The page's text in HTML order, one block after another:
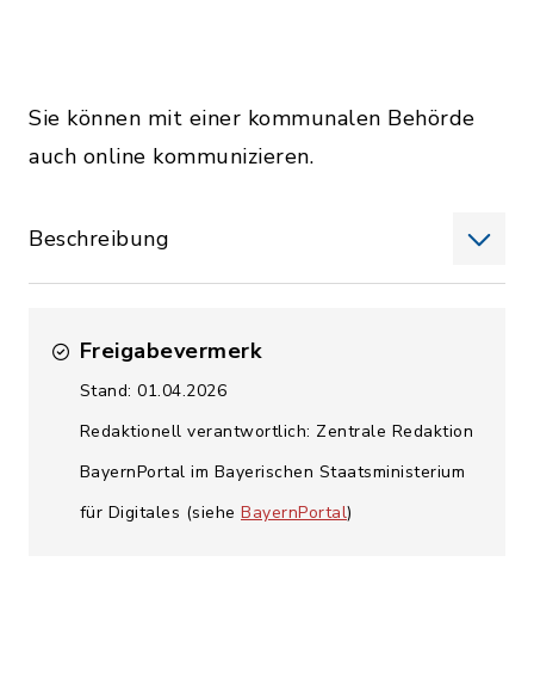
Sie können mit einer kommunalen Behörde
auch online kommunizieren.
Beschreibung
Freigabevermerk
Stand: 01.04.2026
Redaktionell verantwortlich: Zentrale Redaktion
BayernPortal im Bayerischen Staatsministerium
für Digitales (siehe BayernPortal)